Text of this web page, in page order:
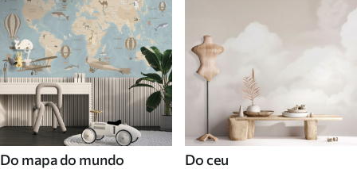
Do mapa do mundo Do ceu